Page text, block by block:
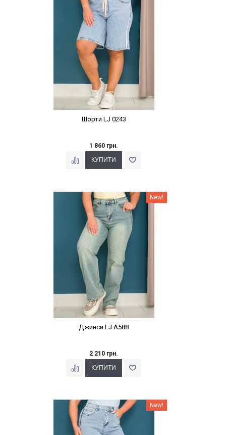
Шорти LJ 0243
1 860 грн.
Наклейки Варіант з % New!
Джинси LJ A588
2 210 грн.
Наклейки Варіант з % New!